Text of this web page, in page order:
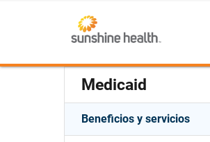
Medicaid
Beneficios y servicios